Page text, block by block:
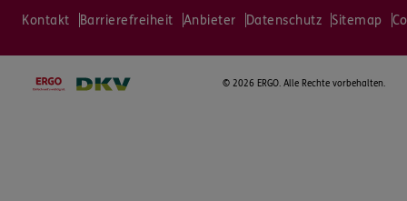
Kontakt Barrierefreiheit Anbieter Datenschutz Sitemap
© 2026 ERGO. Alle Rechte vorbehalten.